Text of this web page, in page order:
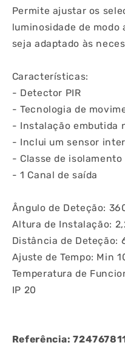
Permite ajustar os
luminosidade de
seja adaptado às
Características:
- Detector PIR
- Tecnologia de
- Instalação embutida
- Inclui um sensor
- Classe de isolamento
- 1 Canal de saída
Ângulo de Deteção:
Altura de Instalação:
Distância de Deteção:
Ajuste de Tempo: Min
Temperatura de
IP 20
Referência: